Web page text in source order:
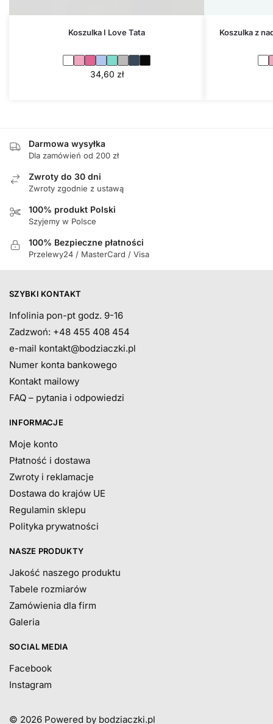
Koszulka I Love Tata
34,60 zł
Koszulka z
Darmowa wysyłka
Dla zamówień od 200 zł
Zwroty do 30 dni
Zwroty zgodnie z ustawą
100% produkt Polski
Szyjemy w Polsce
100% Bezpieczne płatności
Przelewy24 / MasterCard / Visa
SZYBKI KONTAKT
Infolinia pon-pt godz. 9-16
Zadzwoń: +48 455 408 454
e-mail kontakt@bodziaczki.pl
Numer konta bankowego
Kontakt mailowy
FAQ – pytania i odpowiedzi
INFORMACJE
Moje konto
Płatność i dostawa
Zwroty i reklamacje
Dostawa do krajów UE
Regulamin sklepu
Polityka prywatności
NASZE PRODUKTY
Jakość naszego produktu
Tabele rozmiarów
Zamówienia dla firm
Galeria
SOCIAL MEDIA
Facebook
Instagram
© 2026 Powered by bodziaczki.pl